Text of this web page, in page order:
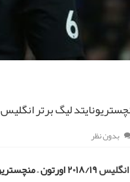
لیگ برتر انگلیس
بدون نظر